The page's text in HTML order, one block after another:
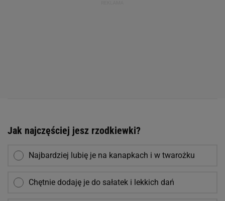
Jak najczęściej jesz rzodkiewki?
Najbardziej lubię je na kanapkach i w twarożku
Chętnie dodaję je do sałatek i lekkich dań